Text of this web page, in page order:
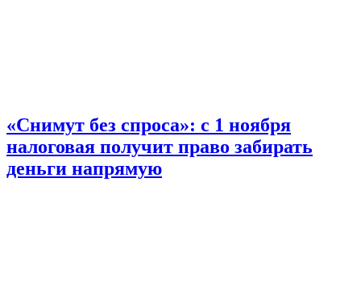
«Снимут без спроса»: с 1 ноября
налоговая получит право забирать
деньги напрямую